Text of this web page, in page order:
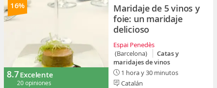
16%
8.7Excelente
20 opiniones
Maridaje de 5 vinos y
foie: un maridaje
delicioso
Espai Penedès
(Barcelona)
Catas y
maridajes de vinos
1 hora y 30 minutos
Catalán